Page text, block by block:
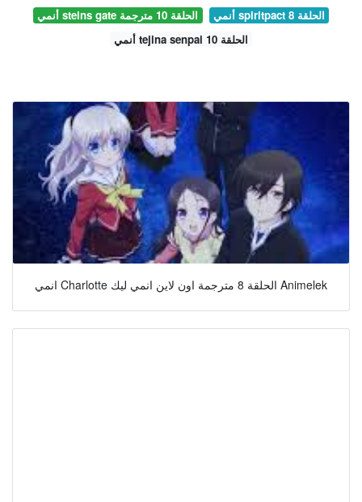
أنمي steins gate الحلقة 10 مترجمة
أنمي spiritpact الحلقة 8
أنمي tejina senpai الحلقة 10
انمي Charlotte الحلقة 8 مترجمة اون لاين انمي ليك Animelek